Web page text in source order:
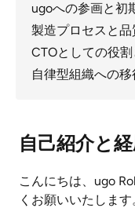
ugoへの参画と初
製造プロセスと品
CTOとしての役割
自律型組織への
自己紹介と
こんにちは、ugo
くお願いいたします